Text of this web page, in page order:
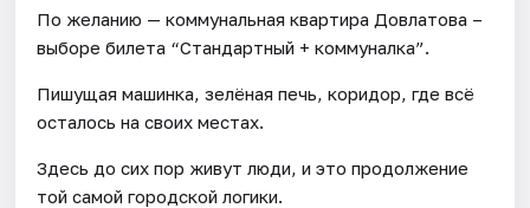
По желанию — коммунальная квартира Довлатова –
выборе билета “Стандартный + коммуналка”.
Пишущая машинка, зелёная печь, коридор, где всё
осталось на своих местах.
Здесь до сих пор живут люди, и это продолжение
той самой городской логики.